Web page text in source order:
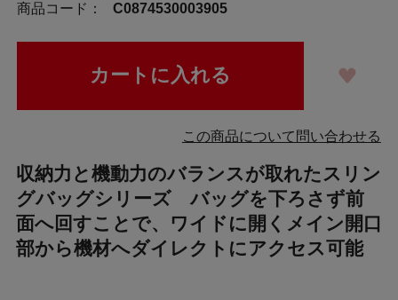
商品コード：
C0874530003905
この商品について問い合わせる
収納力と機動力のバランスが取れたスリン
グバッグシリーズ バッグを下ろさず前
面へ回すことで、ワイドに開くメイン開口
部から機材へダイレクトにアクセス可能